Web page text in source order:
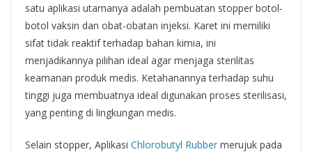
satu aplikasi utamanya adalah pembuatan stopper botol-
botol vaksin dan obat-obatan injeksi. Karet ini memiliki
sifat tidak reaktif terhadap bahan kimia, ini
menjadikannya pilihan ideal agar menjaga sterilitas
keamanan produk medis. Ketahanannya terhadap suhu
tinggi juga membuatnya ideal digunakan proses sterilisasi,
yang penting di lingkungan medis.
Selain stopper, Aplikasi Chlorobutyl Rubber merujuk pada